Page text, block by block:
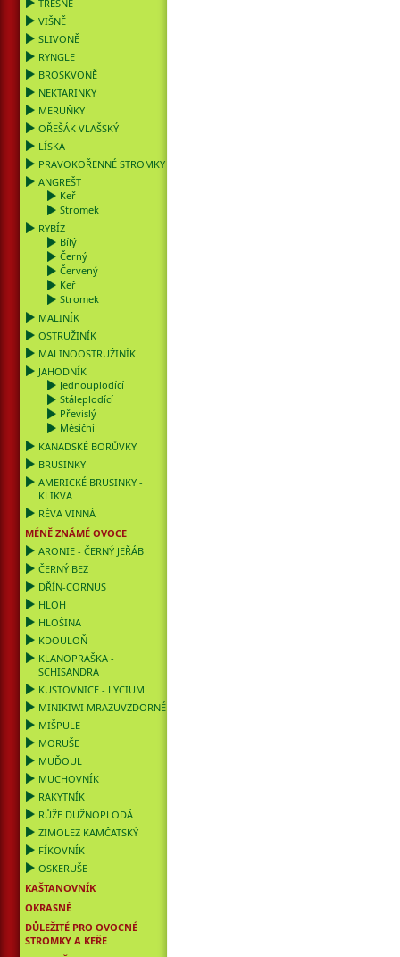
TŘEŠNĚ
VIŠNĚ
SLIVONĚ
RYNGLE
BROSKVONĚ
NEKTARINKY
MERUŇKY
OŘEŠÁK VLAŠSKÝ
LÍSKA
PRAVOKOŘENNÉ STROMKY
ANGREŠT
Keř
Stromek
RYBÍZ
Bílý
Černý
Červený
Keř
Stromek
MALINÍK
OSTRUŽINÍK
MALINOOSTRUŽINÍK
JAHODNÍK
Jednouplodící
Stáleplodící
Převislý
Měsíční
KANADSKÉ BORŮVKY
BRUSINKY
AMERICKÉ BRUSINKY -
KLIKVA
RÉVA VINNÁ
MÉNĚ ZNÁMÉ OVOCE
ARONIE - ČERNÝ JEŘÁB
ČERNÝ BEZ
DŘÍN-CORNUS
HLOH
HLOŠINA
KDOULOŇ
KLANOPRAŠKA -
SCHISANDRA
KUSTOVNICE - LYCIUM
MINIKIWI MRAZUVZDORNÉ
MIŠPULE
MORUŠE
MUĎOUL
MUCHOVNÍK
RAKYTNÍK
RŮŽE DUŽNOPLODÁ
ZIMOLEZ KAMČATSKÝ
FÍKOVNÍK
OSKERUŠE
KAŠTANOVNÍK
OKRASNÉ
DŮLEŽITÉ PRO OVOCNÉ
STROMKY A KEŘE